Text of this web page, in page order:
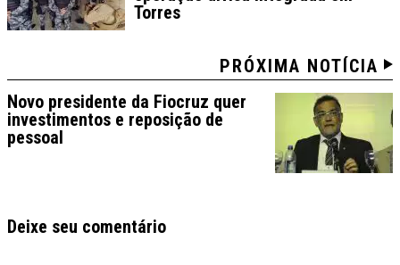
Torres
PRÓXIMA NOTÍCIA
Novo presidente da Fiocruz quer
investimentos e reposição de
pessoal
Deixe seu comentário